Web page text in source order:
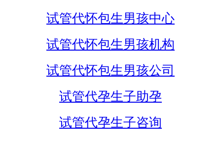
试管代怀包生男孩中心
试管代怀包生男孩机构
试管代怀包生男孩公司
试管代孕生子助孕
试管代孕生子咨询